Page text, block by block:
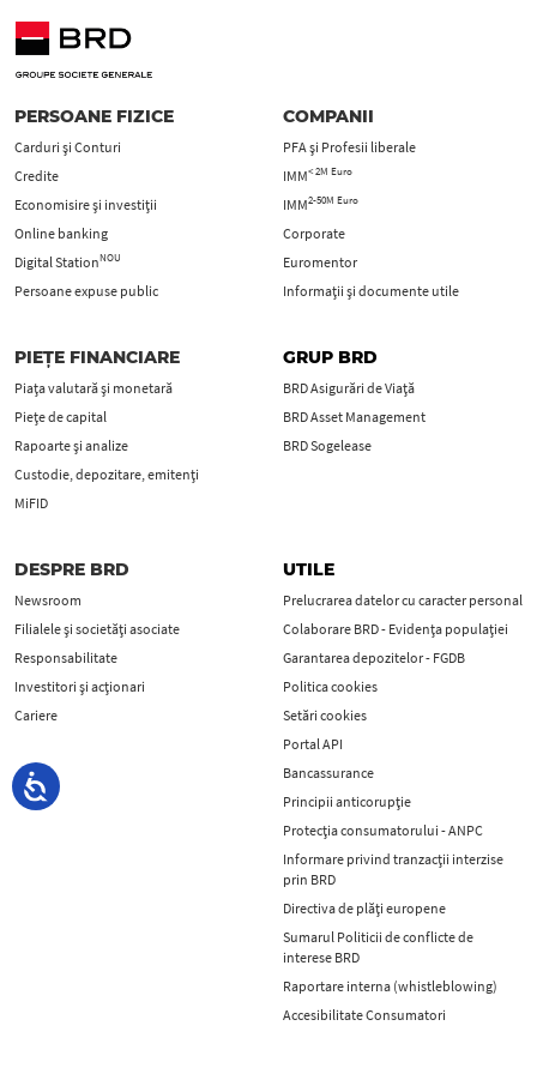
PERSOANE FIZICE
Carduri şi Conturi
Credite
Economisire și investiții
Online banking
Digital StationNOU
Persoane expuse public
COMPANII
PFA şi Profesii liberale
IMM< 2M Euro
IMM2-50M Euro
Corporate
Euromentor
Informații și documente utile
PIEȚE FINANCIARE
Piața valutară și monetară
Piețe de capital
Rapoarte și analize
Custodie, depozitare, emitenți
MiFID
GRUP BRD
BRD Asigurări de Viață
BRD Asset Management
BRD Sogelease
DESPRE BRD
Newsroom
Filialele și societăți asociate
Responsabilitate
Investitori și acționari
Cariere
UTILE
Prelucrarea datelor cu caracter personal
Colaborare BRD - Evidența populației
Garantarea depozitelor - FGDB
Politica cookies
Setări cookies
Portal API
Bancassurance
Principii anticorupţie
Protecţia consumatorului - ANPC
Informare privind tranzacții interzise
prin BRD
Directiva de plăți europene
Sumarul Politicii de conflicte de
interese BRD
Raportare interna (whistleblowing)
Accesibilitate Consumatori